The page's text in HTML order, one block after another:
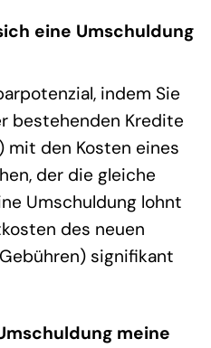
eine Umschuldung
indem Sie
bestehenden Kredite
mit den Kosten eines
der die gleiche
Umschuldung lohnt
des neuen
signifikant
meine